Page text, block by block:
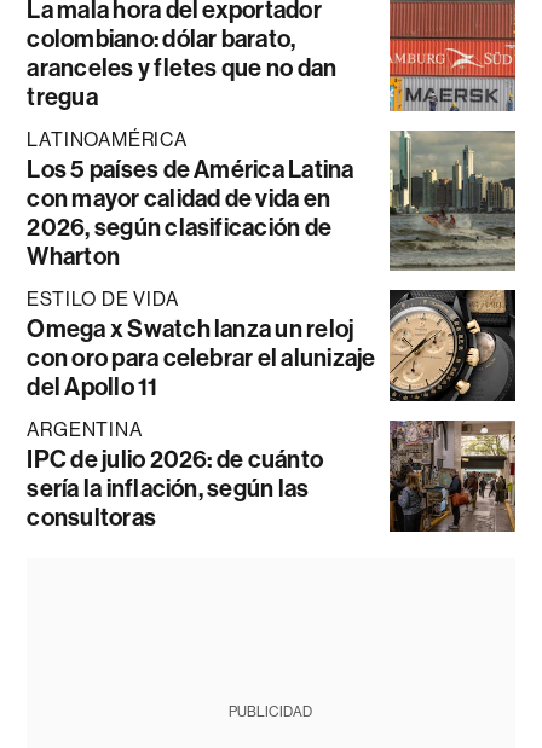
La mala hora del exportador
colombiano: dólar barato,
aranceles y fletes que no dan
tregua
LATINOAMÉRICA
Los 5 países de América Latina
con mayor calidad de vida en
2026, según clasificación de
Wharton
ESTILO DE VIDA
Omega x Swatch lanza un reloj
con oro para celebrar el alunizaje
del Apollo 11
ARGENTINA
IPC de julio 2026: de cuánto
sería la inflación, según las
consultoras
PUBLICIDAD